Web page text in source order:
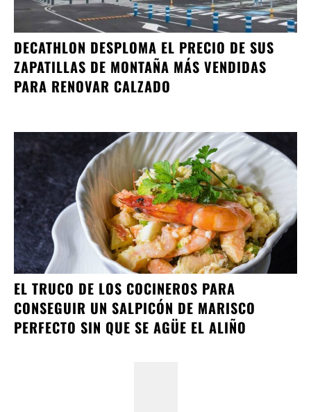
DECATHLON DESPLOMA EL PRECIO DE SUS
ZAPATILLAS DE MONTAÑA MÁS VENDIDAS
PARA RENOVAR CALZADO
EL TRUCO DE LOS COCINEROS PARA
CONSEGUIR UN SALPICÓN DE MARISCO
PERFECTO SIN QUE SE AGÜE EL ALIÑO